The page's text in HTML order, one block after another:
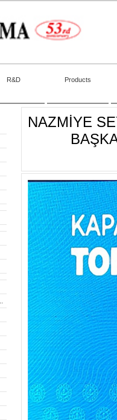
R&D Products
NAZMİYE